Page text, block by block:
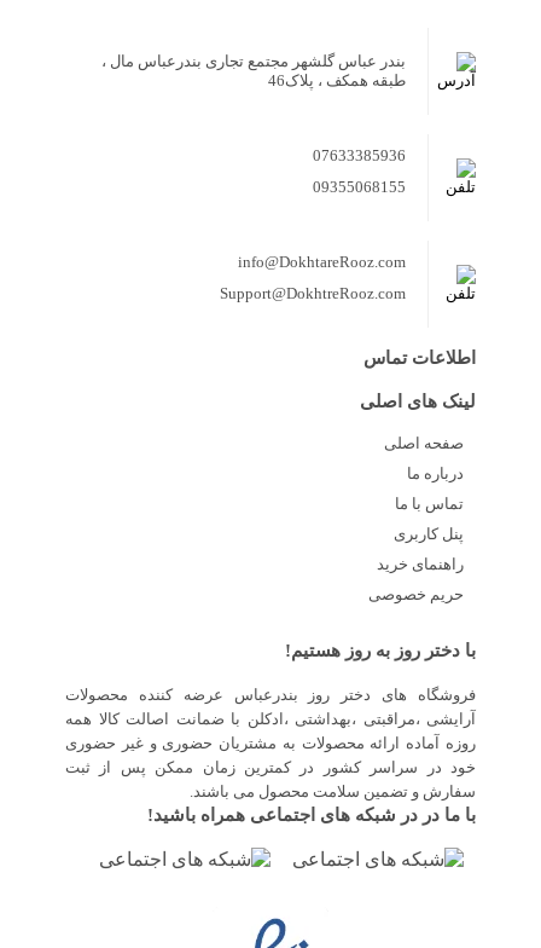
بندر عباس گلشهر مجتمع تجاری بندرعباس مال ،
طبقه همکف ، پلاک46
07633385936
09355068155
info@DokhtareRooz.com
Support@DokhtreRooz.com
اطلاعات تماس
لینک های اصلی
صفحه اصلی
درباره ما
تماس با ما
پنل کاربری
راهنمای خرید
حریم خصوصی
با دختر روز به روز هستیم!
فروشگاه های دختر روز بندرعباس عرضه کننده محصولات
آرایشی ،مراقبتی ،بهداشتی ،ادکلن با ضمانت اصالت کالا همه
روزه آماده ارائه محصولات به مشتریان حضوری و غیر حضوری
خود در سراسر کشور در کمترین زمان ممکن پس از ثبت
سفارش و تضمین سلامت محصول می باشند.
با ما در در شبکه های اجتماعی همراه باشید!